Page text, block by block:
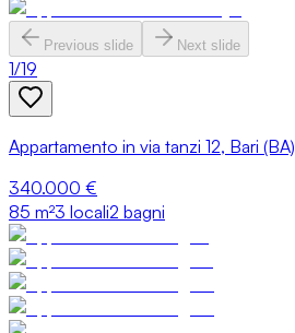
Previous slide Next slide
1/19
Appartamento in via tanzi 12, Bari (BA)
340.000 €
85 m²3 locali2 bagni